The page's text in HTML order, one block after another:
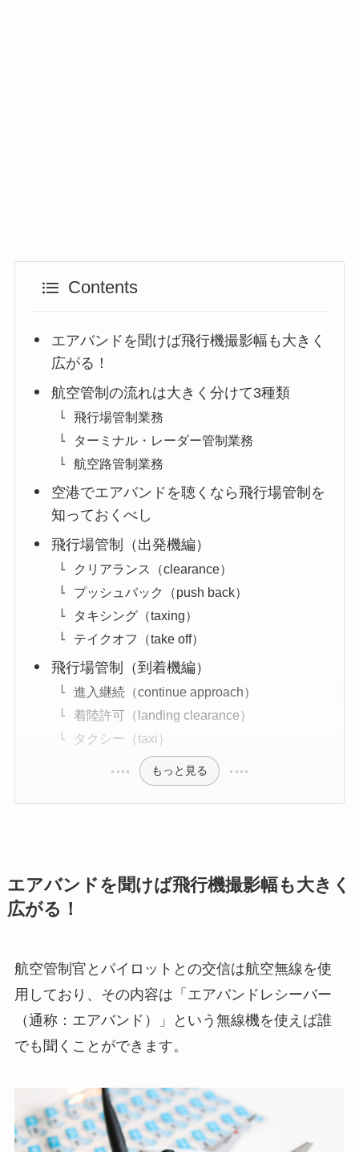
Contents
エアバンドを聞けば飛行機撮影幅も大きく
広がる！
航空管制の流れは大きく分けて3種類
飛行場管制業務
ターミナル・レーダー管制業務
航空路管制業務
空港でエアバンドを聴くなら飛行場管制を
知っておくべし
飛行場管制（出発機編）
クリアランス（clearance）
プッシュバック（push back）
タキシング（taxing）
テイクオフ（take off）
飛行場管制（到着機編）
進入継続（continue approach）
着陸許可（landing clearance）
タクシー（taxi）
もっと見る
エアバンドを聞けば飛行機撮影幅も大きく
広がる！
航空管制官とパイロットとの交信は航空無線を使
用しており、その内容は「エアバンドレシーバー
（通称：エアバンド）」という無線機を使えば誰
でも聞くことができます。